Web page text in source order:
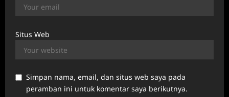
Situs Web
Simpan nama, email, dan situs web saya pada
peramban ini untuk komentar saya berikutnya.